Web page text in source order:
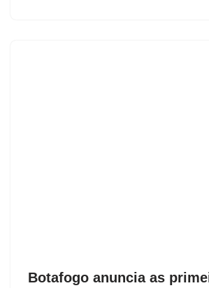
Botafogo anuncia as